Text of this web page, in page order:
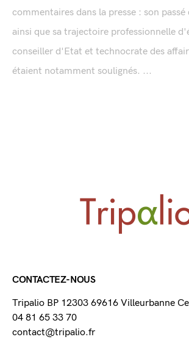
commentaires dans la presse : son
ainsi que sa trajectoire professionnelle
conseiller d'Etat et technocrate des
étaient notamment soulignés. ...
CONTACTEZ-NOUS
Tripalio BP 12303 69616 Villeurbanne
04 81 65 33 70
contact@tripalio.fr